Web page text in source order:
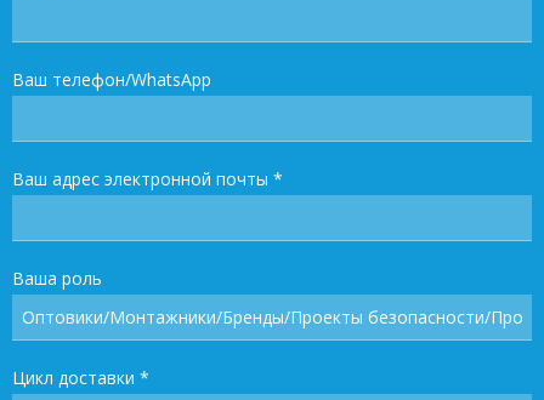
Ваш телефон/WhatsApp
Ваш адрес электронной почты *
Ваша роль
Цикл доставки *